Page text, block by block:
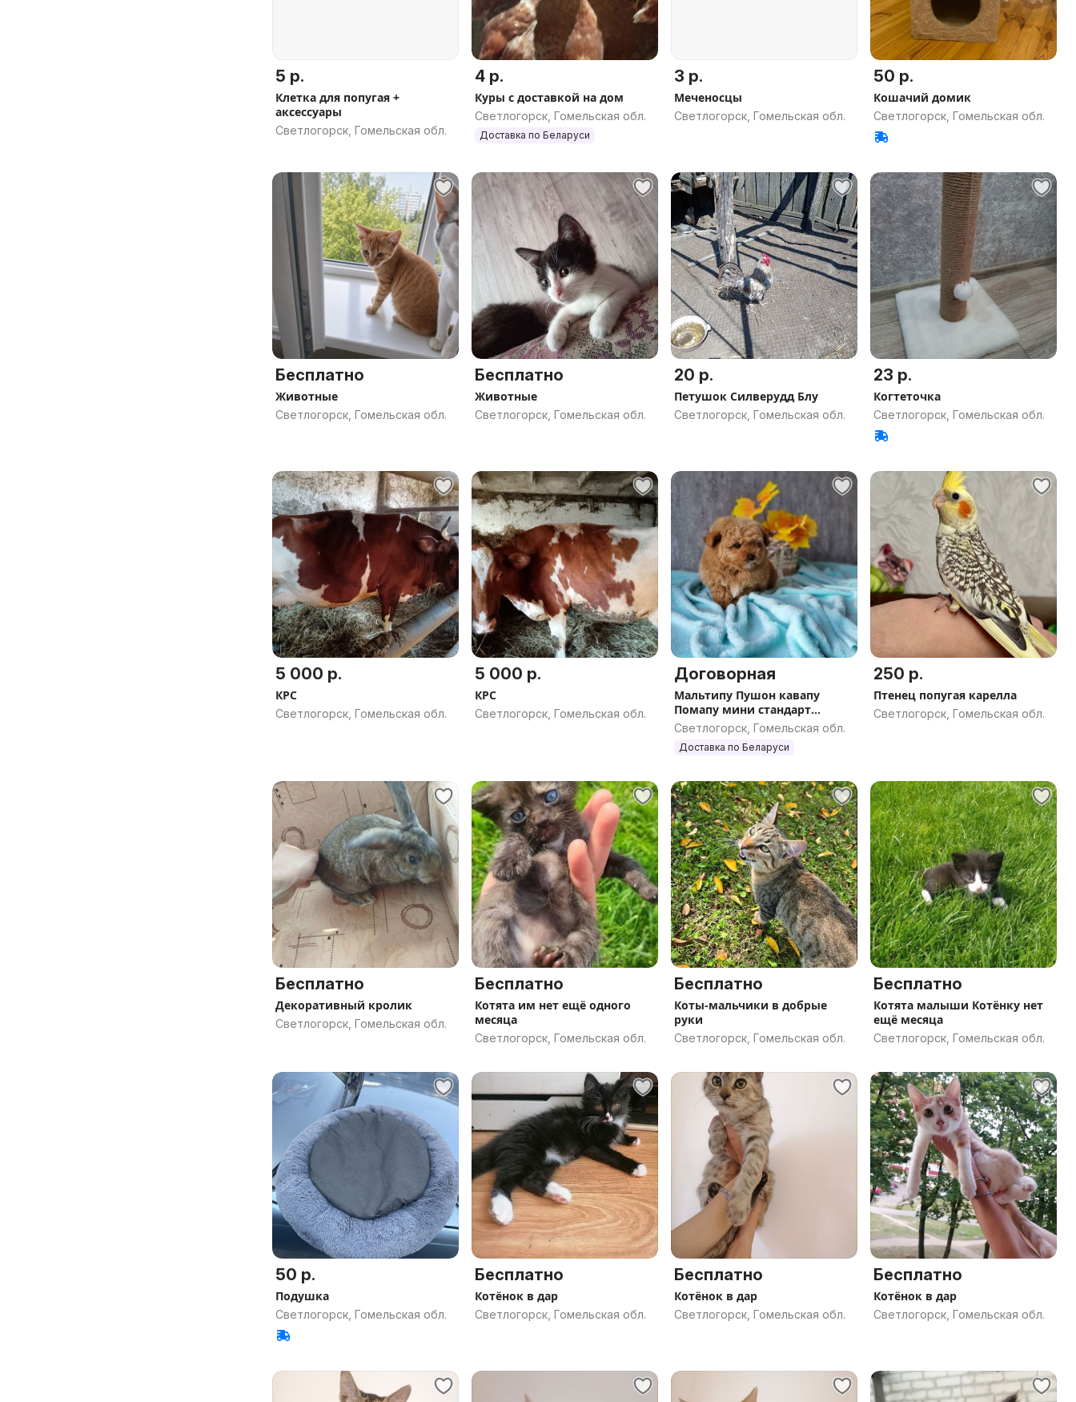
5 р.
Клетка для попугая +
аксессуары
Светлогорск, Гомельская обл.
4 р.
Куры с доставкой на дом
Светлогорск, Гомельская обл.
Доставка по Беларуси
3 р.
Меченосцы
Светлогорск, Гомельская обл.
50 р.
Кошачий домик
Светлогорск, Гомельская обл.
Бесплатно
Животные
Светлогорск, Гомельская обл.
Бесплатно
Животные
Светлогорск, Гомельская обл.
20 р.
Петушок Силверудд Блу
Светлогорск, Гомельская обл.
23 р.
Когтеточка
Светлогорск, Гомельская обл.
5 000 р.
КРС
Светлогорск, Гомельская обл.
5 000 р.
КРС
Светлогорск, Гомельская обл.
Договорная
Мальтипу Пушон кавапу
Помапу мини стандарт
доставка по РБ,РФ
Светлогорск, Гомельская обл.
Доставка по Беларуси
250 р.
Птенец попугая карелла
Светлогорск, Гомельская обл.
Бесплатно
Декоративный кролик
Светлогорск, Гомельская обл.
Бесплатно
Котята им нет ещё одного
месяца
Светлогорск, Гомельская обл.
Бесплатно
Коты-мальчики в добрые
руки
Светлогорск, Гомельская обл.
Бесплатно
Котята малыши Котёнку нет
ещё месяца
Светлогорск, Гомельская обл.
50 р.
Подушка
Светлогорск, Гомельская обл.
Бесплатно
Котёнок в дар
Светлогорск, Гомельская обл.
Бесплатно
Котёнок в дар
Светлогорск, Гомельская обл.
Бесплатно
Котёнок в дар
Светлогорск, Гомельская обл.